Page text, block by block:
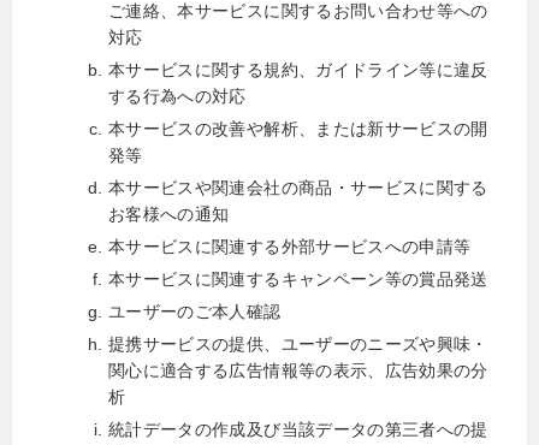
ご連絡、本サービスに関するお問い合わせ等への
対応
本サービスに関する規約、ガイドライン等に違反
する行為への対応
本サービスの改善や解析、または新サービスの開
発等
本サービスや関連会社の商品・サービスに関する
お客様への通知
本サービスに関連する外部サービスへの申請等
本サービスに関連するキャンペーン等の賞品発送
ユーザーのご本人確認
提携サービスの提供、ユーザーのニーズや興味・
関心に適合する広告情報等の表示、広告効果の分
析
統計データの作成及び当該データの第三者への提